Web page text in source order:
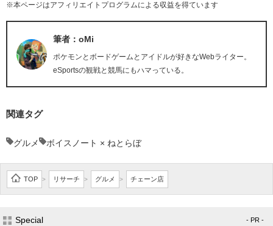
※本ページはアフィリエイトプログラムによる収益を得ています
筆者：oMi
ポケモンとボードゲームとアイドルが好きなWebライター。
eSportsの観戦と競馬にもハマっている。
関連タグ
グルメ ボイスノート × ねとらぼ
TOP > リサーチ > グルメ > チェーン店
Special - PR -